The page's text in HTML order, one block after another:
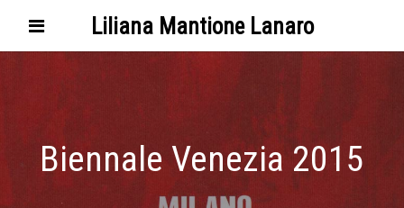
Liliana Mantione Lanaro
Biennale Venezia 2015